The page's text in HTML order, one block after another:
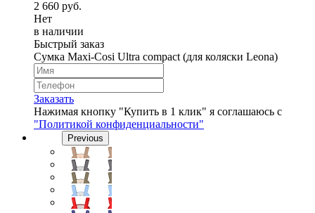
2 660 руб.
Нет
в наличии
Быстрый заказ
Сумка Maxi-Cosi Ultra compact (для коляски Leona)
Заказать
Нажимая кнопку "Купить в 1 клик" я соглашаюсь с
"Политикой конфиденциальности"
Previous